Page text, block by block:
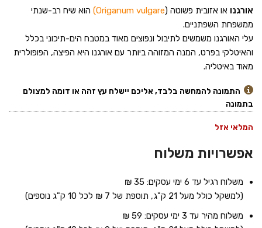
אורגנו או אזובית פשוטה (Origanum vulgare) הוא שיח רב-שנתי
ממשפחת השפתניים.
עלי האורגנו משמשים לתיבול ונפוצים מאוד במטבח הים-תיכוני בכלל
והאיטלקי בפרט, המנה המזוהה ביותר עם אורגנו היא הפיצה, הפופולרית
מאוד באיטליה.
התמונה להמחשה בלבד, אליכם יישלח עץ זהה או דומה למצולם
בתמונה
המלאי אזל
אפשרויות משלוח
משלוח רגיל עד 6 ימי עסקים: 35 ₪
(למשקל כולל מעל 21 ק"ג, תוספת של 7 ₪ לכל 10 ק"ג נוספים)
משלוח מהיר עד 3 ימי עסקים: 59 ₪